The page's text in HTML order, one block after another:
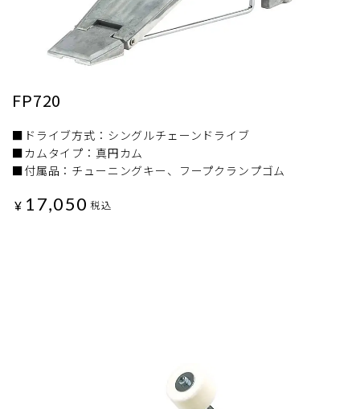
FP720
■ドライブ方式：シングルチェーンドライブ
■カムタイプ：真円カム
■付属品：チューニングキー、フープクランプゴム
¥ 17,050 税込